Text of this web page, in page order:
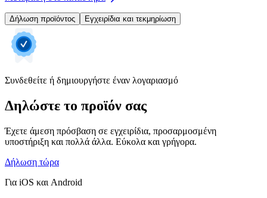
Δήλωση προϊόντος Εγχειρίδια και τεκμηρίωση
Συνδεθείτε ή δημιουργήστε έναν λογαριασμό
Δηλώστε το προϊόν σας
Έχετε άμεση πρόσβαση σε εγχειρίδια, προσαρμοσμένη
υποστήριξη και πολλά άλλα. Εύκολα και γρήγορα.
Δήλωση τώρα
Για iOS και Android